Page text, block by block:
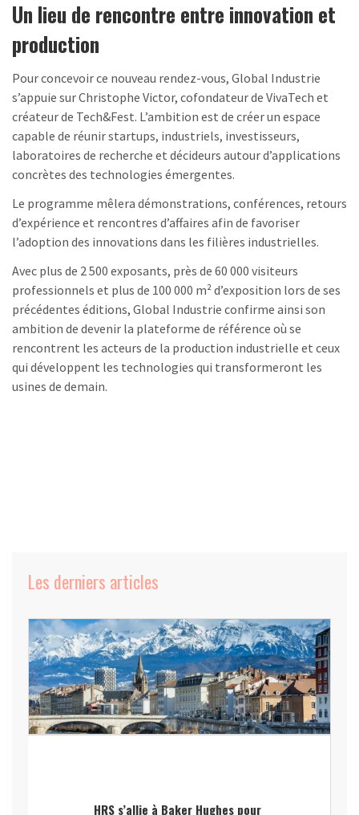
Un lieu de rencontre entre innovation et
production
Pour concevoir ce nouveau rendez-vous, Global Industrie
s’appuie sur Christophe Victor, cofondateur de VivaTech et
créateur de Tech&Fest. L’ambition est de créer un espace
capable de réunir startups, industriels, investisseurs,
laboratoires de recherche et décideurs autour d’applications
concrètes des technologies émergentes.
Le programme mêlera démonstrations, conférences, retours
d’expérience et rencontres d’affaires afin de favoriser
l’adoption des innovations dans les filières industrielles.
Avec plus de 2 500 exposants, près de 60 000 visiteurs
professionnels et plus de 100 000 m² d’exposition lors de ses
précédentes éditions, Global Industrie confirme ainsi son
ambition de devenir la plateforme de référence où se
rencontrent les acteurs de la production industrielle et ceux
qui développent les technologies qui transformeront les
usines de demain.
Les derniers articles
HRS s’allie à Baker Hughes pour